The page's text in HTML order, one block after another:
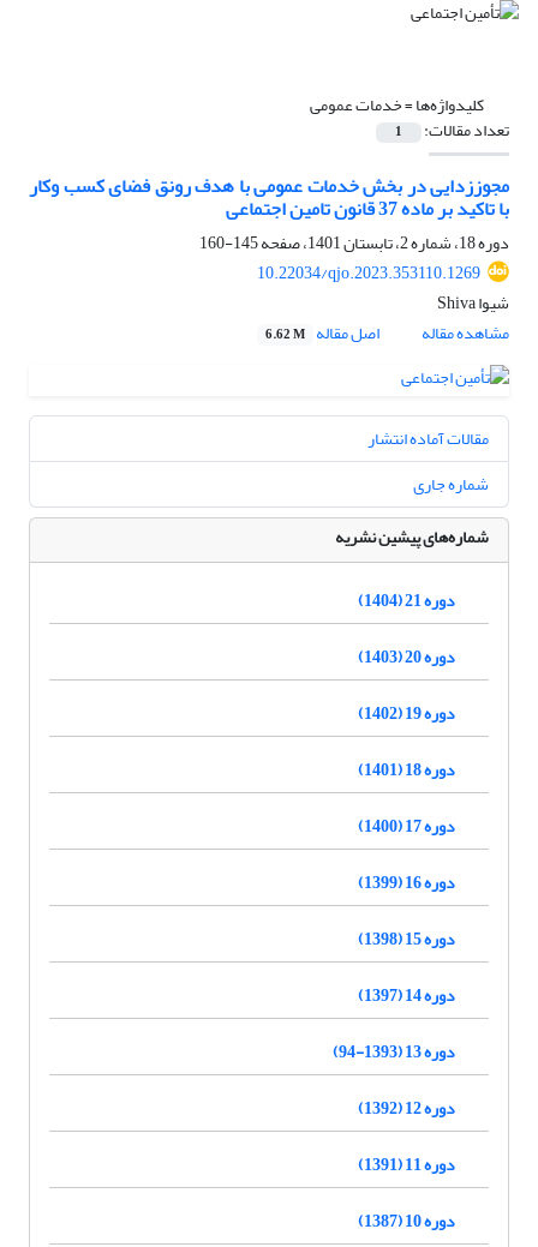
کلیدواژه‌ها =خدمات عمومی
تعداد مقالات: 1
مجوززدایی در بخش خدمات عمومی با هدف رونق فضای کسب وکار
با تاکید بر ماده 37 قانون تامین اجتماعی
دوره 18، شماره 2، تابستان 1401، صفحه
145-160
10.22034/qjo.2023.353110.1269
شیوا Shiva
مشاهده مقاله
اصل مقاله 6.62 M
مقالات آماده انتشار
شماره جاری
شماره‌های پیشین نشریه
دوره 21 (1404)
دوره 20 (1403)
دوره 19 (1402)
دوره 18 (1401)
دوره 17 (1400)
دوره 16 (1399)
دوره 15 (1398)
دوره 14 (1397)
دوره 13 (1393-94)
دوره 12 (1392)
دوره 11 (1391)
دوره 10 (1387)